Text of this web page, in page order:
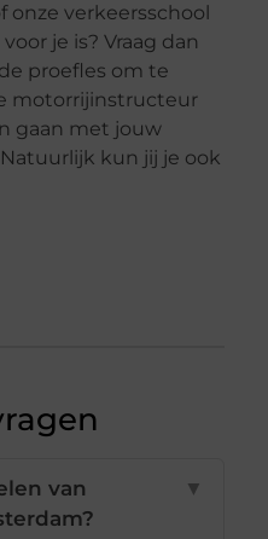
onze verkeersschool
je is? Vraag dan
proefles om te
motorrijinstructeur
gaan met jouw
kun jij je ook
van
▼